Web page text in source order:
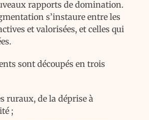
rapports de domination.
s’instaure entre les
et valorisées, et celles qui
sont découpés en trois
ruraux, de la déprise à
;